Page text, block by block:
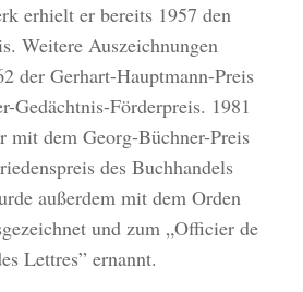
erhielt er bereits 1957 den
Weitere Auszeichnungen
der Gerhart-Hauptmann-Preis
Gedächtnis-Förderpreis. 1981
mit dem Georg-Büchner-Preis
des Buchhandels
außerdem mit dem Orden
und zum „Officier de
Lettres” ernannt.